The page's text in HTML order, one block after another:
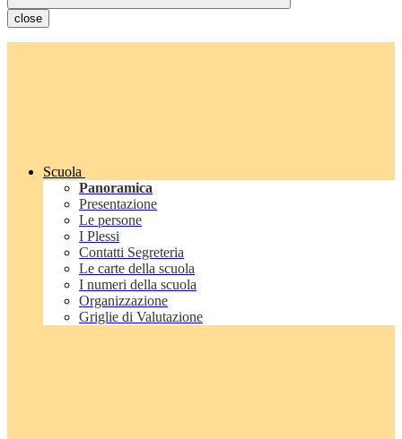
close
Scuola
Panoramica
Presentazione
Le persone
I Plessi
Contatti Segreteria
Le carte della scuola
I numeri della scuola
Organizzazione
Griglie di Valutazione